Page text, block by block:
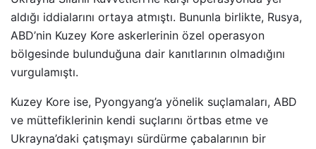
aldığı iddialarını ortaya atmıştı. Bununla birlikte, Rusya,
ABD’nin Kuzey Kore askerlerinin özel operasyon
bölgesinde bulunduğuna dair kanıtlarının olmadığını
vurgulamıştı.
Kuzey Kore ise, Pyongyang’a yönelik suçlamaları, ABD
ve müttefiklerinin kendi suçlarını örtbas etme ve
Ukrayna’daki çatışmayı sürdürme çabalarının bir